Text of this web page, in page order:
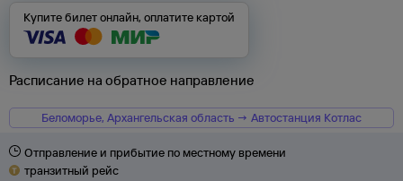
Купите билет онлайн, оплатите картой
Расписание на обратное направление
Беломорье, Архангельская область → Автостанция Котлас
Отправление и прибытие по местному времени
транзитный рейс